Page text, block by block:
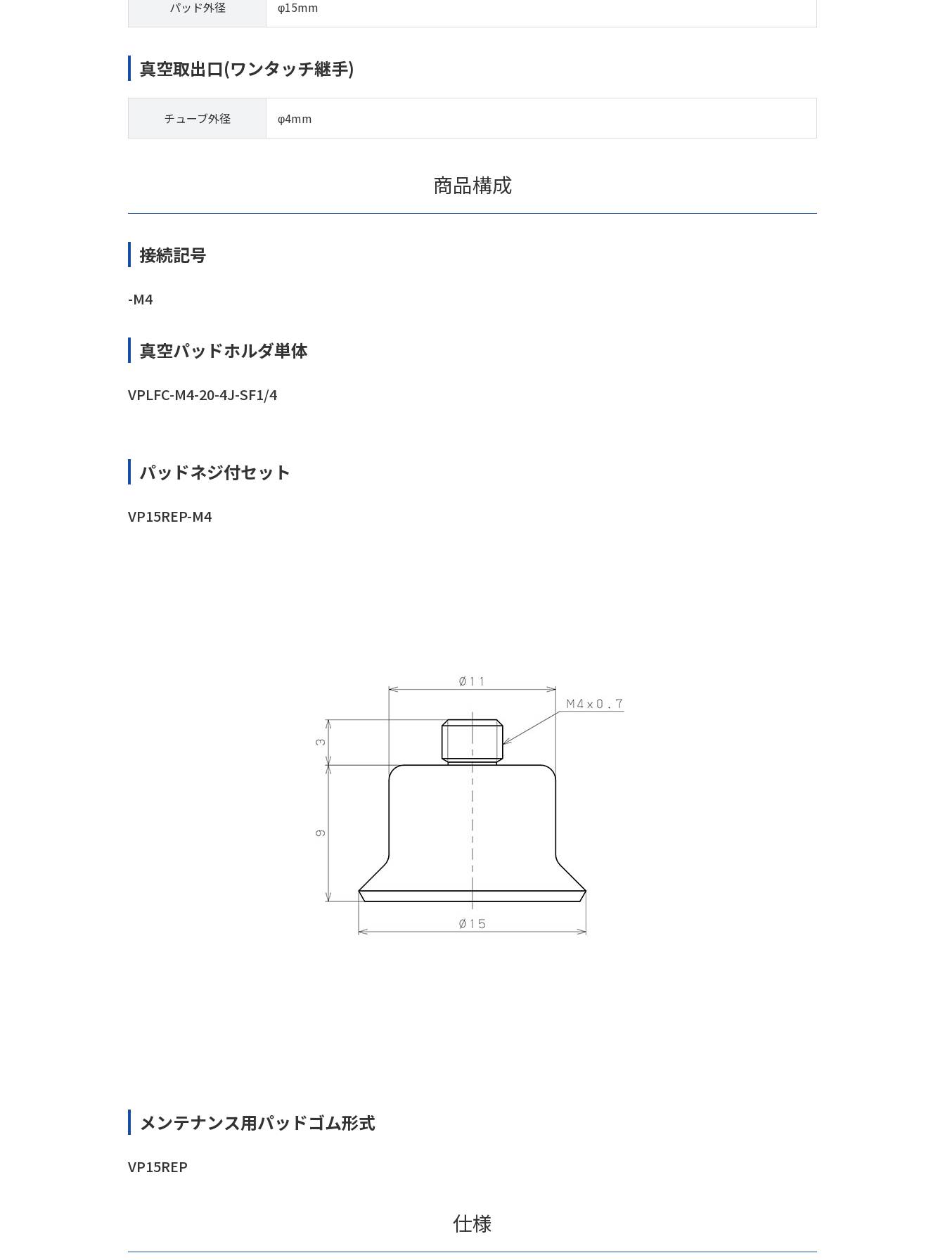
パッド外径 φ15mm
真空取出口(ワンタッチ継手)
チューブ外径 φ4mm
商品構成
接続記号
-M4
真空パッドホルダ単体
VPLFC-M4-20-4J-SF1/4
パッドネジ付セット
VP15REP-M4
メンテナンス用パッドゴム形式
VP15REP
仕様